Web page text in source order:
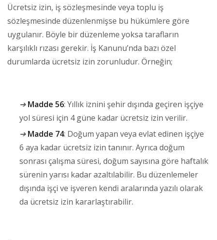
Ücretsiz izin, iş sözleşmesinde veya toplu iş
sözleşmesinde düzenlenmişse bu hükümlere göre
uygulanır. Böyle bir düzenleme yoksa tarafların
karşılıklı rızası gerekir. İş Kanunu’nda bazı özel
durumlarda ücretsiz izin zorunludur. Örneğin;
➔Madde 56: Yıllık iznini şehir dışında geçiren işçiye
yol süresi için 4 güne kadar ücretsiz izin verilir.
➔Madde 74: Doğum yapan veya evlat edinen işçiye
6 aya kadar ücretsiz izin tanınır. Ayrıca doğum
sonrası çalışma süresi, doğum sayısına göre haftalık
sürenin yarısı kadar azaltılabilir. Bu düzenlemeler
dışında işçi ve işveren kendi aralarında yazılı olarak
da ücretsiz izin kararlaştırabilir.